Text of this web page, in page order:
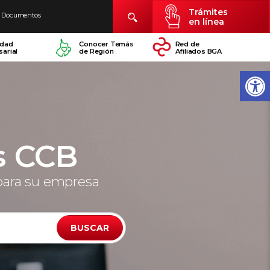
Documentos
Trámites
en línea
Conocer Temás
de Región
Red de
Afiliados BGA
su empresa
BUSCAR